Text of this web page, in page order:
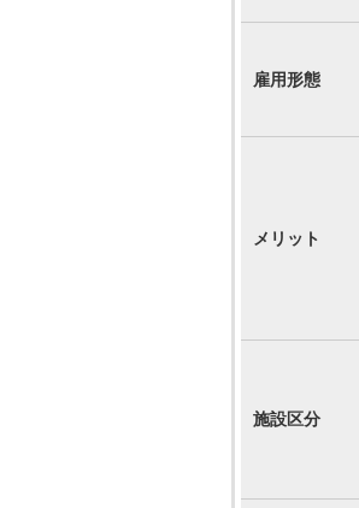
雇用形態
メリット
施設区分